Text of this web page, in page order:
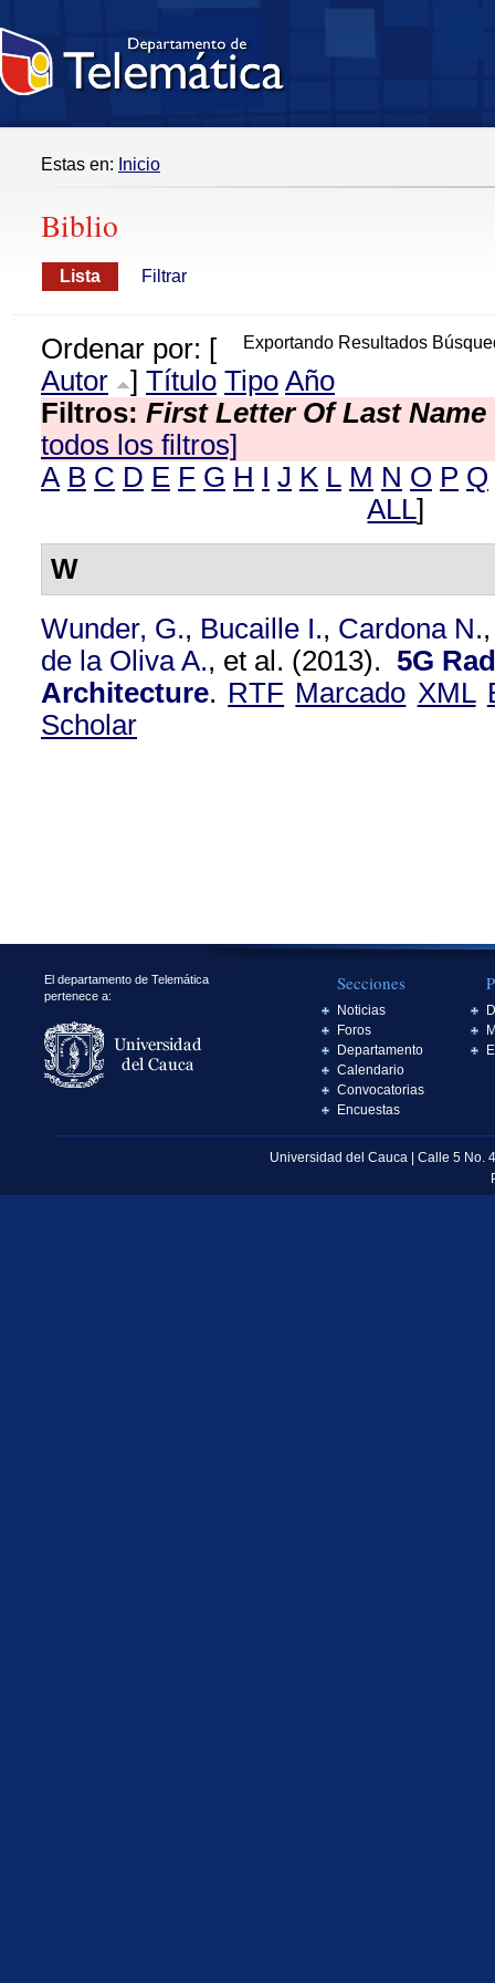
Estas en: Inicio
Biblio
Lista Filtrar
Exportando Resultados
Ordenar por: [
Autor
] Título Tipo Año
Filtros: First Letter Of Last Name
todos los filtros]
A B C D E F G H I J K L M N O P Q
ALL]
W
Wunder, G., Bucaille I., Cardona N.
de la Oliva A., et al. (2013). 5G
Architecture. RTF Marcado XML
Scholar
El departamento de Telemática
pertenece a:
Secciones
Noticias
Foros
Departamento
Calendario
Convocatorias
Encuestas
Universidad del Cauca | Calle 5 No.